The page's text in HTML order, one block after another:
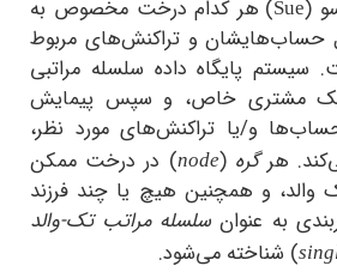
هر کدام درخت مخصوص به
و تراکنش‌های مربوط
داده سلسله مراتبی
خاص، و سپس پیمایش
یا تراکنش‌های مورد نظر،
گره(
node) در درخت ممکن
همچنین هیچ یا چند فرزند
عنوانسلسله مراتب تک-والد
می‌شود.